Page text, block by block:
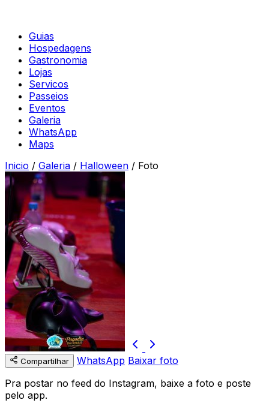
Guias
Hospedagens
Gastronomia
Lojas
Servicos
Passeios
Eventos
Galeria
WhatsApp
Maps
Inicio / Galeria / Halloween / Foto
Compartilhar WhatsApp Baixar foto
Pra postar no feed do Instagram, baixe a foto e poste
pelo app.